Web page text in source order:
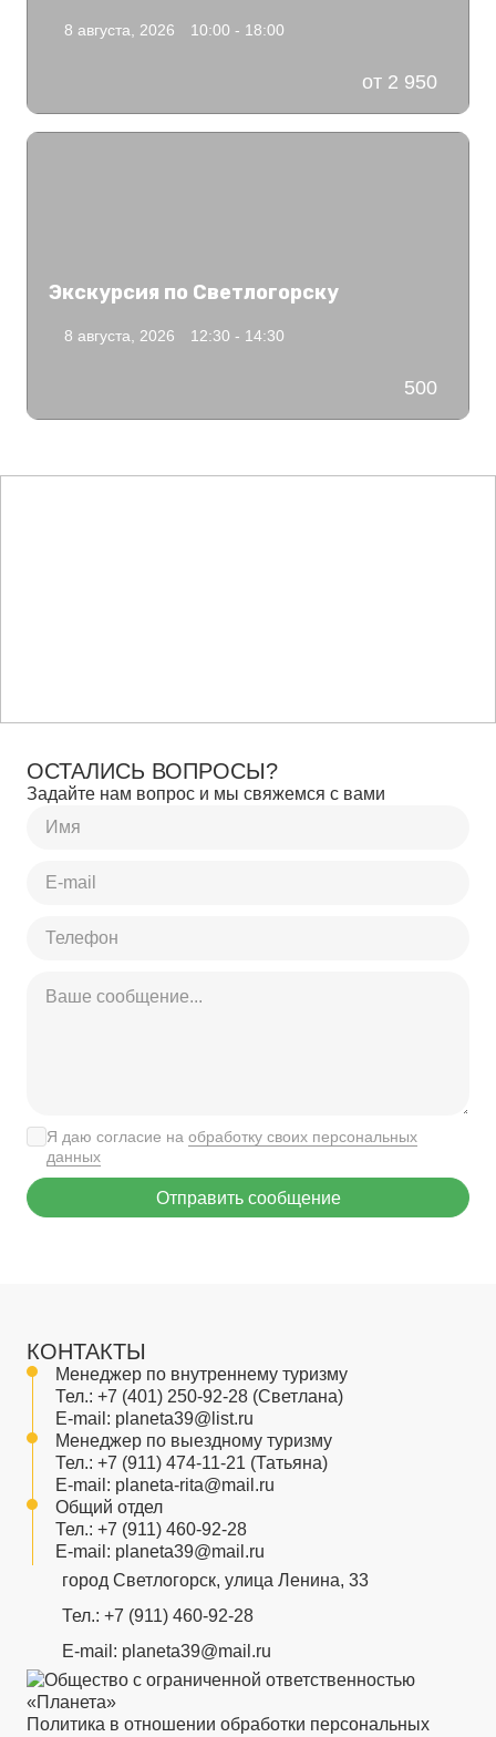
8 августа, 2026 10:00 - 18:00
от 2 950
Экскурсия по Светлогорску
8 августа, 2026 12:30 - 14:30
500
ОСТАЛИСЬ ВОПРОСЫ?
Задайте нам вопрос и мы свяжемся с вами
Я даю согласие на обработку своих персональных
данных
Отправить сообщение
КОНТАКТЫ
Менеджер по внутреннему туризму
Тел.: +7 (401) 250-92-28 (Светлана)
E-mail: planeta39@list.ru
Менеджер по выездному туризму
Тел.: +7 (911) 474-11-21 (Татьяна)
E-mail: planeta-rita@mail.ru
Общий отдел
Тел.: +7 (911) 460-92-28
E-mail: planeta39@mail.ru
город Светлогорск, улица Ленина, 33
Тел.: +7 (911) 460-92-28
E-mail: planeta39@mail.ru
Политика в отношении обработки персональных